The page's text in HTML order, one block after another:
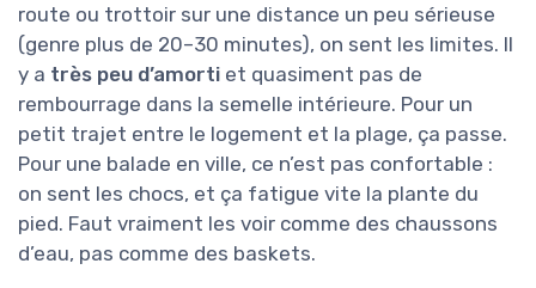
route ou trottoir sur une distance un peu sérieuse
(genre plus de 20–30 minutes), on sent les limites. Il
y a très peu d’amorti et quasiment pas de
rembourrage dans la semelle intérieure. Pour un
petit trajet entre le logement et la plage, ça passe.
Pour une balade en ville, ce n’est pas confortable :
on sent les chocs, et ça fatigue vite la plante du
pied. Faut vraiment les voir comme des chaussons
d’eau, pas comme des baskets.